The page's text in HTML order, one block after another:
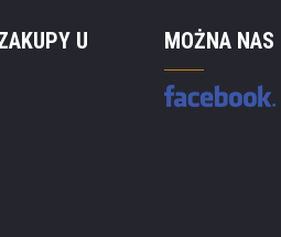
U
MOŻNA